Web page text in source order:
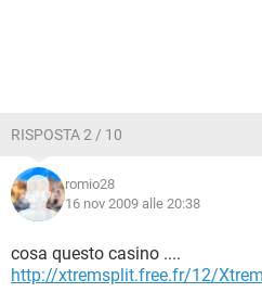
RISPOSTA 2 / 10
romio28
16 nov 2009 alle 20:38
cosa questo casino ....
http://xtremsplit.free.fr/12/